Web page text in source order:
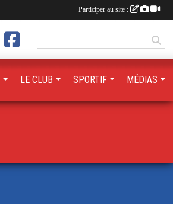
LE CLUB SPORTIF MÉDIAS
Participer au site :